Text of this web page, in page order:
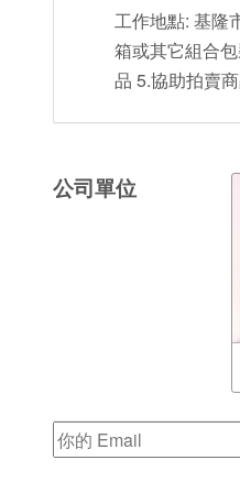
工作地點: 基隆
箱或其它組合
品 5.協助拍賣
公司單位